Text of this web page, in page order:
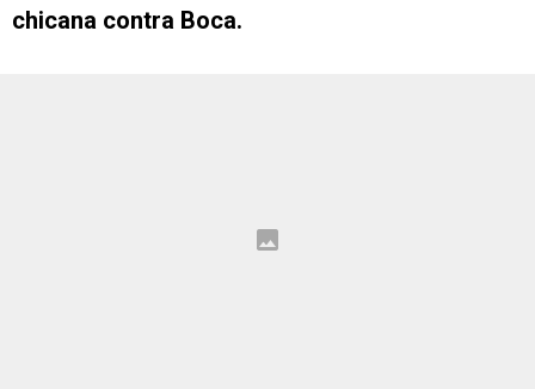
chicana contra Boca.